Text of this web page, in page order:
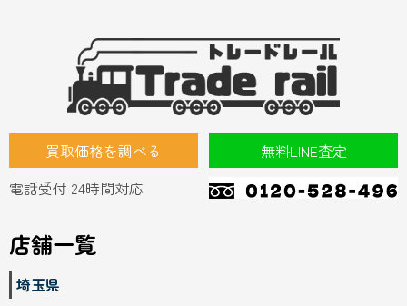
買取価格を調べる
無料LINE査定
電話受付 24時間対応
店舗一覧
埼玉県